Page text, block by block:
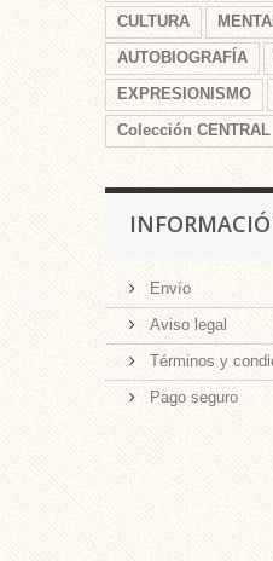
CULTURA
AUTOBIOGRAFÍA
EXPRESIONISMO
Colección CENTRAL
Envío
Aviso legal
Términos y
Pago seguro